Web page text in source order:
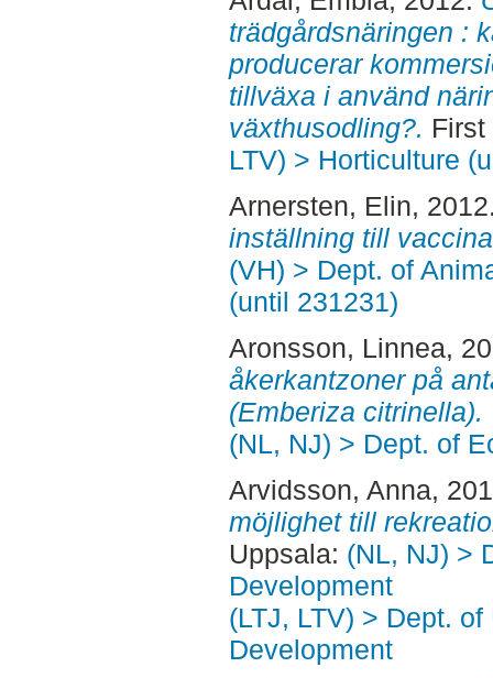
trädgårdsnäringen :
producerar
tillväxa i använd
växthusodling?.
LTV) > Horticulture
Arnersten, Elin,
inställning till
(VH) > Dept. of
(until 231231)
Aronsson, Linnea,
åkerkantzoner på
(Emberiza citrinella).
(NL, NJ) > Dept. of
Arvidsson, Anna,
möjlighet till
Uppsala: (NL, NJ) >
Development
(LTJ, LTV) > Dept.
Development